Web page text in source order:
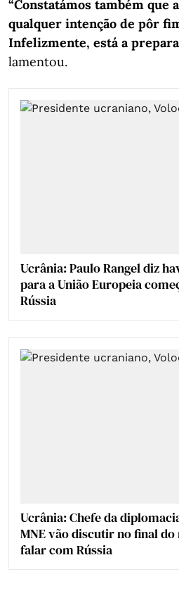
“Constatámos também que
qualquer intenção de pôr
Infelizmente, está a
lamentou.
Ucrânia: Paulo Rangel diz
para a União Europeia
Rússia
Ucrânia: Chefe da
MNE vão discutir no final
falar com Rússia